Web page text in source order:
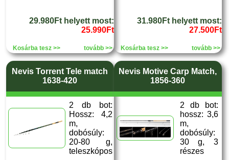
29.980Ft helyett most:
25.990Ft
Kosárba tesz >> tovább >>
31.980Ft helyett most:
27.500Ft
Kosárba tesz >> tovább >>
Nevis Torrent Tele match
1638-420
2 db bot:
Hossz: 4,2
m,
dobósúly:
20-80 g,
teleszkópos
Nevis Motive Carp Match,
1856-360
2 db bot:
hossz: 3,6
m,
dobósúly:
30 g, 3
részes